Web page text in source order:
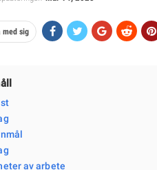
med sig
av arbete